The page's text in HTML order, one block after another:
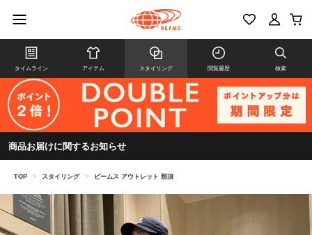
タイムライン アイテム スタイリング 閲覧履歴 検索
商品お届けに関するお知らせ
TOP > スタイリング > ビームス アウトレット 那須